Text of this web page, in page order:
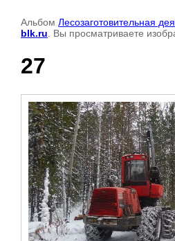
Альбом Лесозаготовительная
blk.ru . Вы просматриваете
27